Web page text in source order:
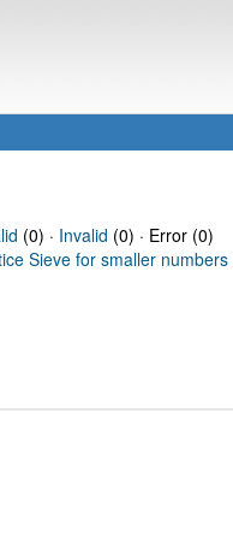
(0) · Invalid (0) · Error (0)
Sieve for smaller numbers